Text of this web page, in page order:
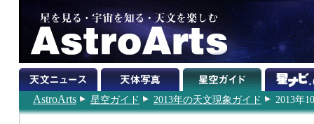
AstroArts 星空ガイド 2013年の天文現象ガイド 2013年